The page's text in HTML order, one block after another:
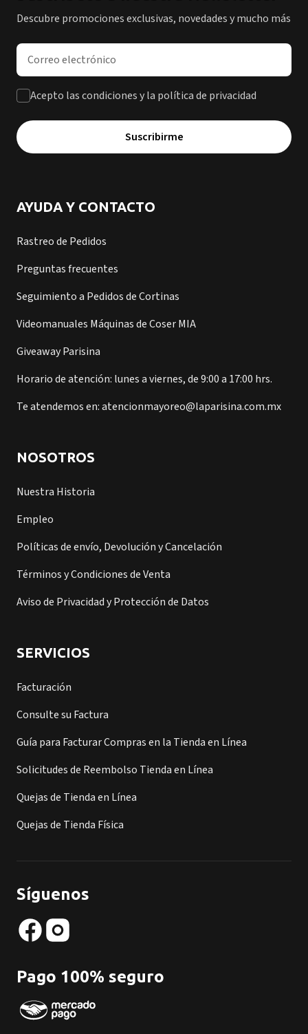
Descubre promociones exclusivas, novedades y mucho más
Dirección de correo electrónico
Acepto las condiciones y la política de privacidad
Suscribirme
AYUDA Y CONTACTO
Rastreo de Pedidos
Preguntas frecuentes
Seguimiento a Pedidos de Cortinas
Videomanuales Máquinas de Coser MIA
Giveaway Parisina
Horario de atención: lunes a viernes, de 9:00 a 17:00 hrs.
Te atendemos en: atencionmayoreo@laparisina.com.mx
NOSOTROS
Nuestra Historia
Empleo
Políticas de envío, Devolución y Cancelación
Términos y Condiciones de Venta
Aviso de Privacidad y Protección de Datos
SERVICIOS
Facturación
Consulte su Factura
Guía para Facturar Compras en la Tienda en Línea
Solicitudes de Reembolso Tienda en Línea
Quejas de Tienda en Línea
Quejas de Tienda Física
Síguenos
Pago 100% seguro